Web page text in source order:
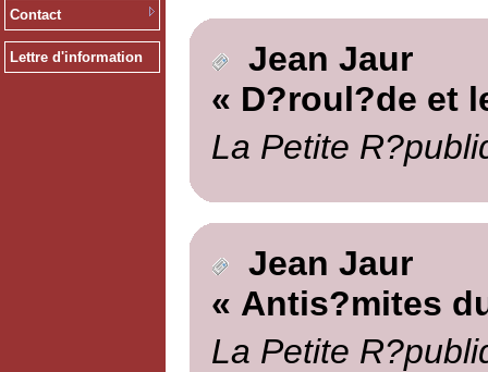
Contact
Lettre d'information
Jean Jaur
« D?roul?de et
La Petite
Jean Jaur
« Antis?mites
La Petite